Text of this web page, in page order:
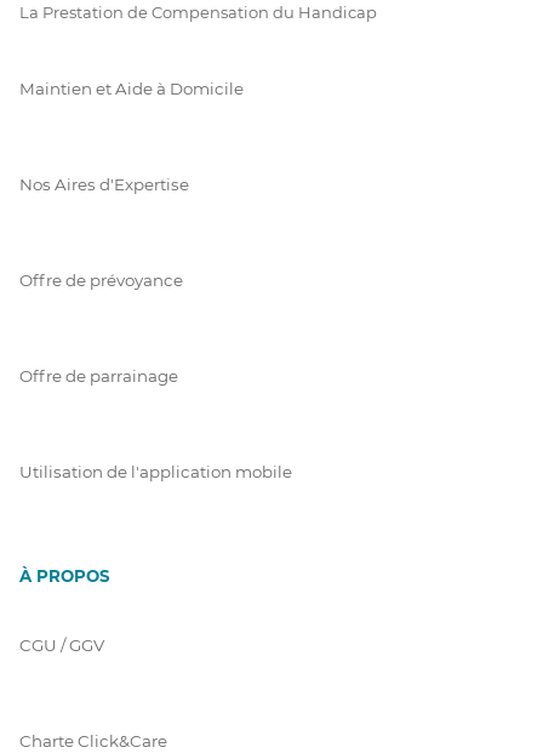
La Prestation de Compensation du Handicap
Maintien et Aide à Domicile
Nos Aires d'Expertise
Offre de prévoyance
Offre de parrainage
Utilisation de l'application mobile
À PROPOS
CGU / GGV
Charte Click&Care